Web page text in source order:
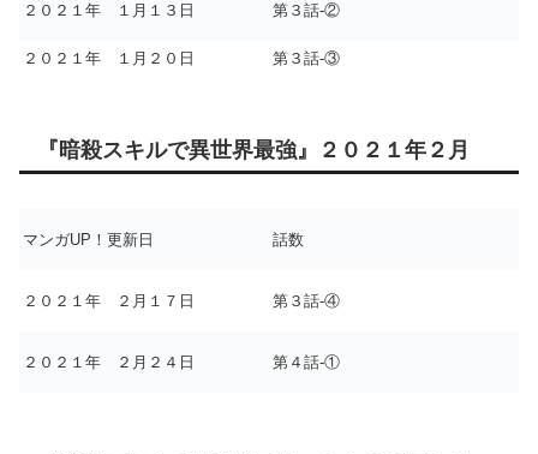
２０２１年 １月１３日 第３話-②
２０２１年 １月２０日 第３話-③
『暗殺スキルで異世界最強』２０２１年２月
マンガUP！更新日 話数
２０２１年 ２月１７日 第３話-④
２０２１年 ２月２４日 第４話-①